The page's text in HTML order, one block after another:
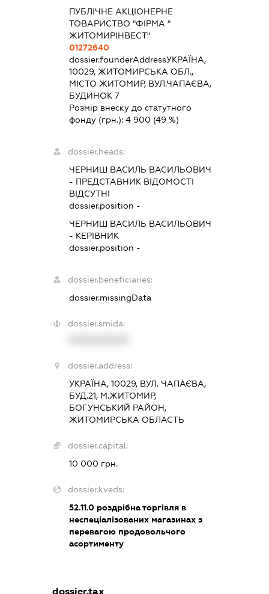
ПУБЛІЧНЕ АКЦІОНЕРНЕ
ТОВАРИСТВО "ФІРМА "
ЖИТОМИРІНВЕСТ"
01272640
dossier.founderAddressУКРАЇНА,
10029, ЖИТОМИРСЬКА ОБЛ.,
МІСТО ЖИТОМИР, ВУЛ.ЧАПАЄВА,
БУДИНОК 7
Розмір внеску до статутного
фонду (грн.):4 900 (49 %)
dossier.heads:
ЧЕРНИШ ВАСИЛЬ ВАСИЛЬОВИЧ
- ПРЕДСТАВНИК ВІДОМОСТІ
ВІДСУТНІ
dossier.position -
ЧЕРНИШ ВАСИЛЬ ВАСИЛЬОВИЧ
- КЕРІВНИК
dossier.position -
dossier.beneficiaries:
dossier.missingData
dossier.smida:
dossier.address:
УКРАЇНА, 10029, ВУЛ. ЧАПАЄВА,
БУД.21, М.ЖИТОМИР,
БОГУНСЬКИЙ РАЙОН,
ЖИТОМИРСЬКА ОБЛАСТЬ
dossier.capital:
10 000 грн.
dossier.kveds:
52.11.0 роздрібна торгівля в
неспеціалізованих магазинах з
перевагою продовольчого
асортименту
dossier.tax